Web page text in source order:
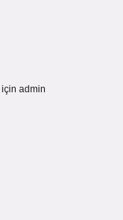
için admin